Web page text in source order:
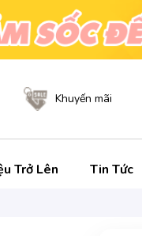
Khuyến mãi
Trở Lên Tin Tức